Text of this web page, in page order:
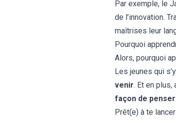
Par exemple, le
de l’innovation.
maîtrises leur
Pourquoi
Alors, pourquoi
Les jeunes qui
venir. Et en plus,
façon de penser
Prêt(e) à te